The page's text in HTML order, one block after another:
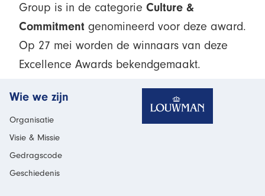
Group is in de categorie Culture &
Commitment genomineerd voor deze award.
Op 27 mei worden de winnaars van deze
Excellence Awards bekendgemaakt.
Wie we zijn
Organisatie
Visie & Missie
Gedragscode
Geschiedenis